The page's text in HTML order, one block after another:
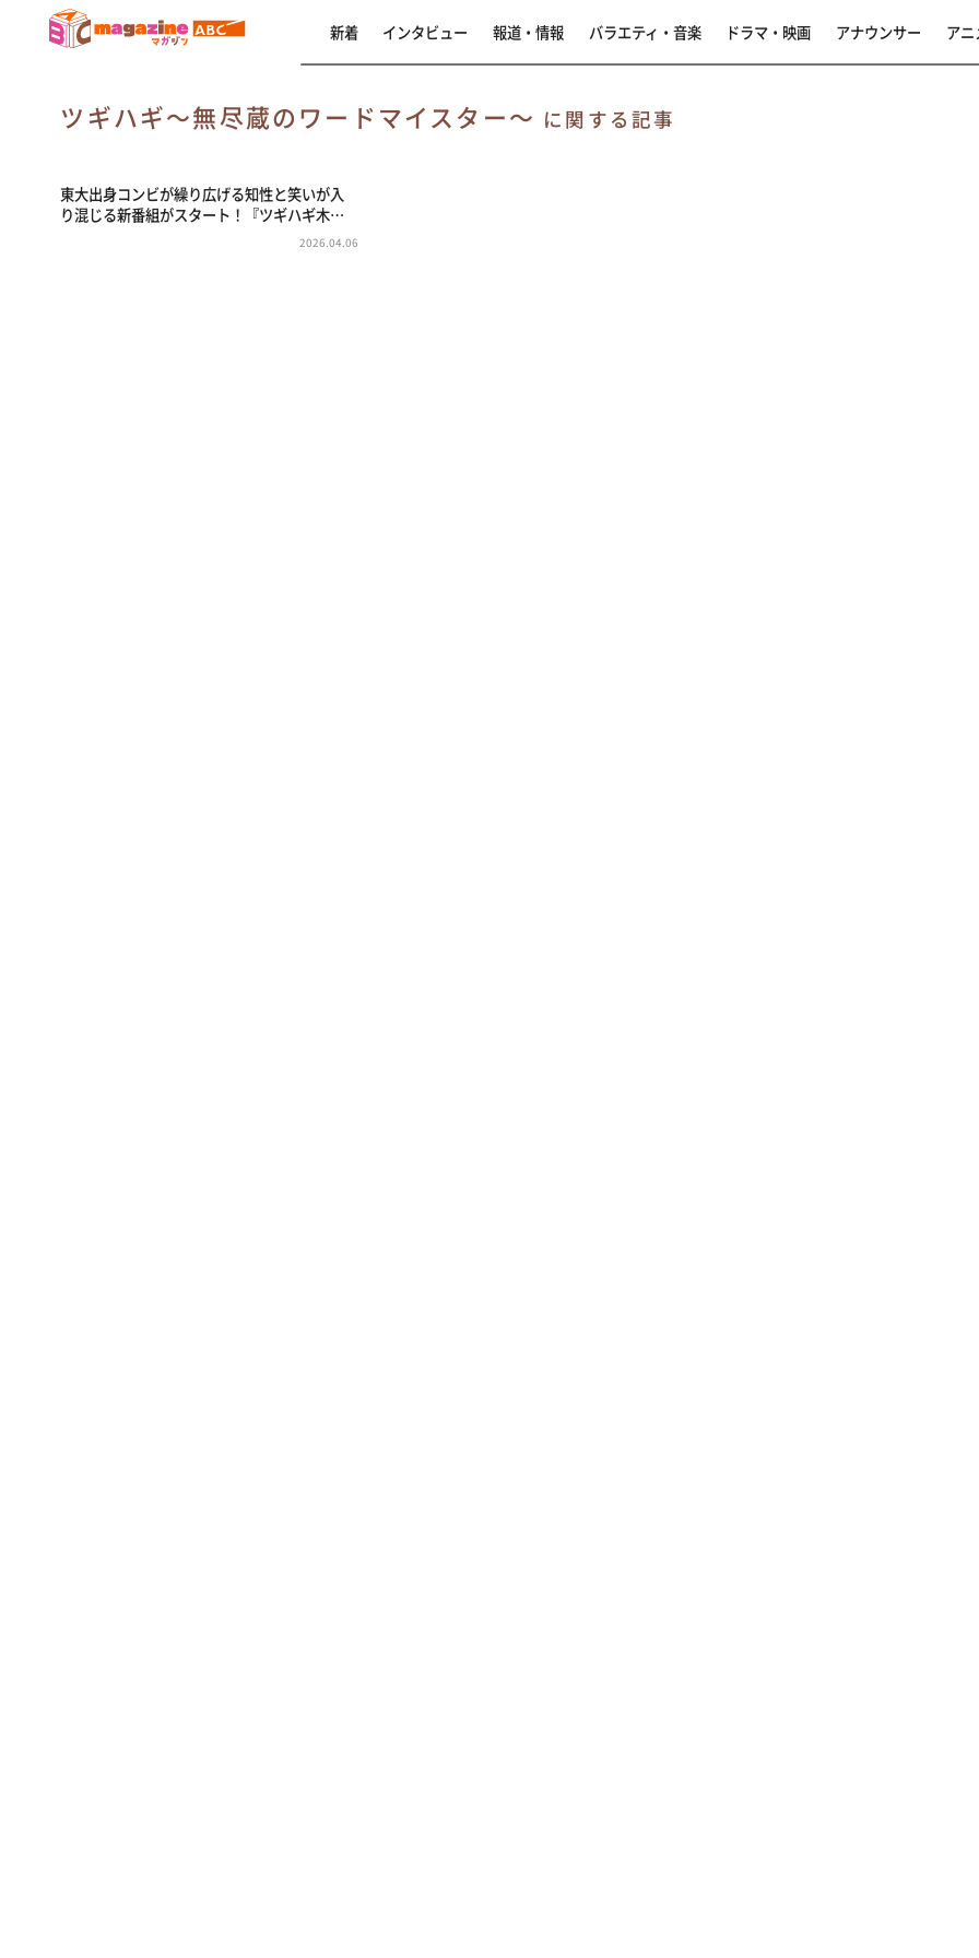
新着 インタビュー 報道・情報 バラエティ・音楽 ドラマ・映画 アナウンサー アニ
ツギハギ～無尽蔵のワードマイスター～ に関する記事
東大出身コンビが繰り広げる知性と笑いが入
り混じる新番組がスタート！『ツギハギ木…
2026.04.06